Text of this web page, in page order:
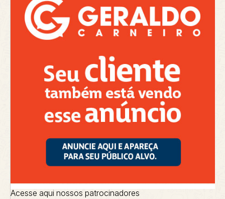
Acesse aqui nossos patrocinadores